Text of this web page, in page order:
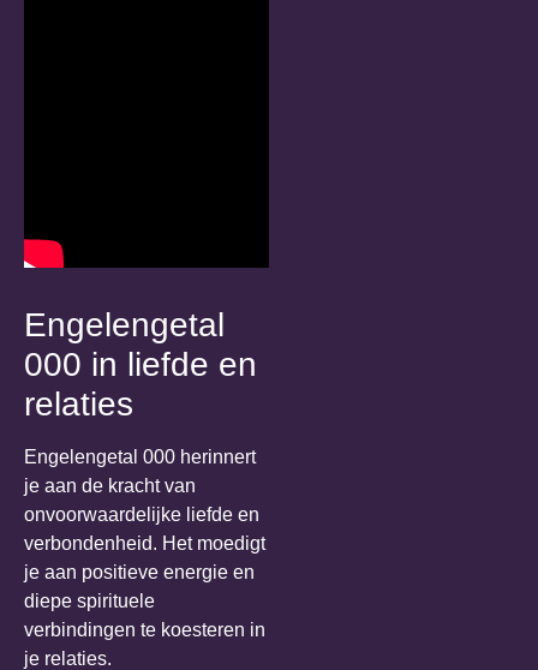
Engelengetal
000 in liefde en
relaties
Engelengetal 000 herinnert
je aan de kracht van
onvoorwaardelijke liefde en
verbondenheid. Het moedigt
je aan positieve energie en
diepe spirituele
verbindingen te koesteren in
je relaties.